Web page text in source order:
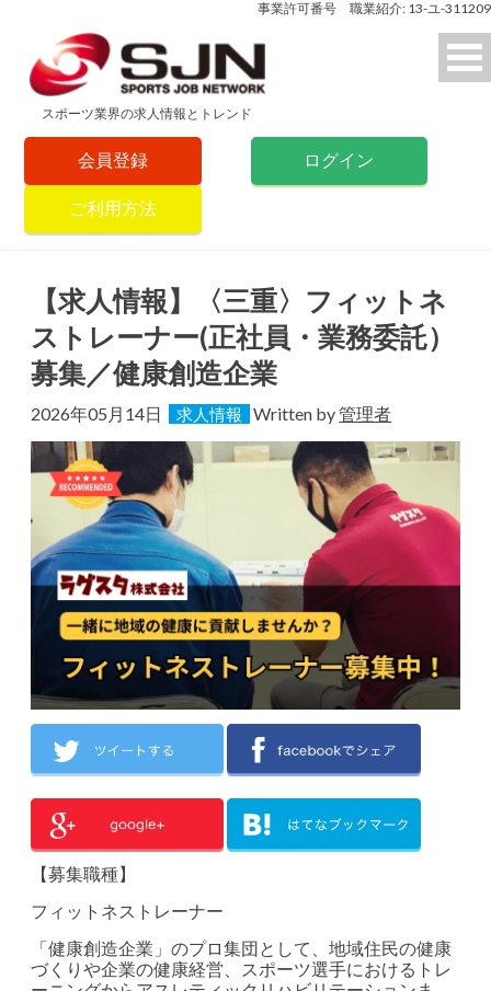
事業許可番号 職業紹介: 13-ユ-311209
スポーツ業界の求人情報とトレンド
会員登録 ログイン
ご利用方法
【求人情報】〈三重〉フィットネ
ストレーナー(正社員・業務委託）
募集／健康創造企業
2026年05月14日 求人情報 Written by管理者
【募集職種】
フィットネストレーナー
「健康創造企業」のプロ集団として、地域住民の健康
づくりや企業の健康経営、スポーツ選手におけるトレ